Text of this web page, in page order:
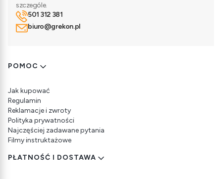
szczególe.
501 312 381
biuro@grekon.pl
Linki w stopce
POMOC
Jak kupować
Regulamin
Reklamacje i zwroty
Polityka prywatności
Najczęściej zadawane pytania
Filmy instruktażowe
PŁATNOŚĆ I DOSTAWA